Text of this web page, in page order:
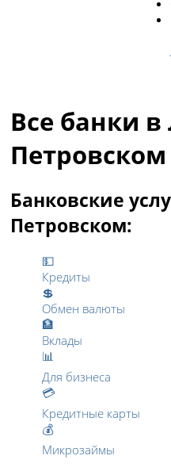
Все банки
Петровском
Банковские
Петровском:
💵
Кредиты
💲
Обмен валюты
🏦
Вклады
📊
Для бизнеса
💳
Кредитные карты
💰
Микрозаймы